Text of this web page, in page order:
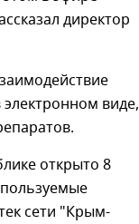
директор
виде,
открыто 8
сети "Крым-